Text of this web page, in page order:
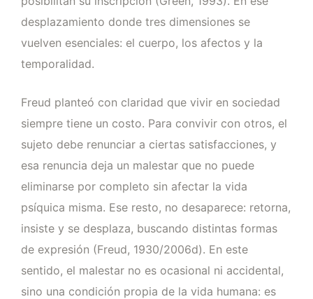
desplazamiento donde tres dimensiones se
vuelven esenciales: el cuerpo, los afectos y la
temporalidad.
Freud planteó con claridad que vivir en sociedad
siempre tiene un costo. Para convivir con otros, el
sujeto debe renunciar a ciertas satisfacciones, y
esa renuncia deja un malestar que no puede
eliminarse por completo sin afectar la vida
psíquica misma. Ese resto, no desaparece: retorna,
insiste y se desplaza, buscando distintas formas
de expresión (Freud, 1930/2006d). En este
sentido, el malestar no es ocasional ni accidental,
sino una condición propia de la vida humana: es